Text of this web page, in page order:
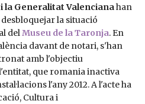
la Generalitat Valencianahan
la situació
delMuseu de la Taronja. En
davant de notari, s'han
amb l'objectiu
que romania inactiva
l'any 2012. A l'acte ha
Cultura i